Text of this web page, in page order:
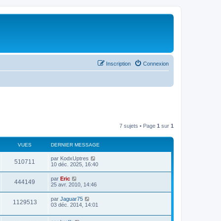
Connexion
Inscription
7 sujets • Page 1 sur 1
VUES DERNIER MESSAGE
510711 par KodxUptres
10 déc. 2025, 16:40
444149 par Eric
25 avr. 2010, 14:46
1129513 par Jaguar75
03 déc. 2014, 14:01